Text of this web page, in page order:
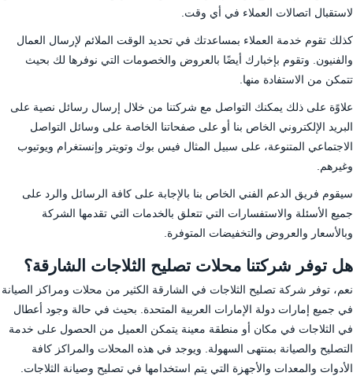
لاستقبال اتصالات العملاء في أي وقت.
كذلك تقوم خدمة العملاء بمساعدتك في تحديد الوقت الملائم لإرسال العمال
والفنيون. وتقوم بإخبارك أيضًا بالعروض والخصومات التي نوفرها لك بحيث
تتمكن من الاستفادة منها.
علاوًة على ذلك يمكنك التواصل مع شركتنا من خلال إرسال رسائل نصية على
البريد الإلكتروني الخاص بنا أو على صفحاتنا الخاصة على وسائل التواصل
الاجتماعي المتنوعة، على سبيل المثال فيس بوك وتويتر وإنستغرام ويوتيوب
وغيرهم.
سيقوم فريق الدعم الفني الخاص بنا بالإجابة على كافة الرسائل والرد على
جميع الأسئلة والاستفسارات التي تتعلق بالخدمات التي تقدمها الشركة
وبالأسعار والعروض والتخفيضات المتوفرة.
هل توفر شركتنا محلات تصليح الثلاجات الشارقة؟
نعم، توفر شركة تصليح الثلاجات في الشارقة الكثير من محلات ومراكز الصيانة
في جميع إمارات دولة الإمارات العربية المتحدة. بحيث في حالة وجود أعطال
في الثلاجات في مكان أو منطقة معينة يتمكن العميل من الحصول على خدمة
التصليح والصيانة بمنتهى السهولة. ويوجد في هذه المحلات والمراكز كافة
الأدوات والمعدات والأجهزة التي يتم استخدامها في تصليح وصيانة الثلاجات.